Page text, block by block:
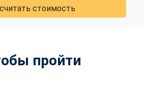
стоимость
пройти